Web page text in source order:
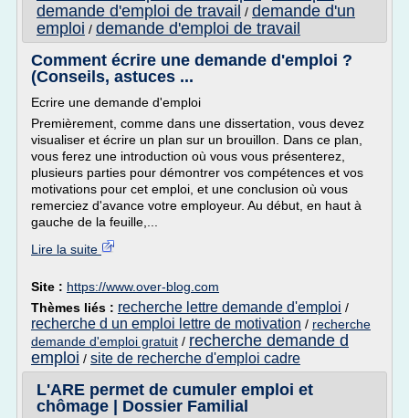
demande d'emploi de travail / demande d'un
emploi / demande d'emploi de travail
Comment écrire une demande d'emploi ?
(Conseils, astuces ...
Ecrire une demande d'emploi
Premièrement, comme dans une dissertation, vous devez
visualiser et écrire un plan sur un brouillon. Dans ce plan,
vous ferez une introduction où vous vous présenterez,
plusieurs parties pour démontrer vos compétences et vos
motivations pour cet emploi, et une conclusion où vous
remerciez d'avance votre employeur. Au début, en haut à
gauche de la feuille,...
Lire la suite
Site : https://www.over-blog.com
Thèmes liés : recherche lettre demande d'emploi /
recherche d un emploi lettre de motivation / recherche
demande d'emploi gratuit / recherche demande d
emploi / site de recherche d'emploi cadre
L'ARE permet de cumuler emploi et
chômage | Dossier Familial